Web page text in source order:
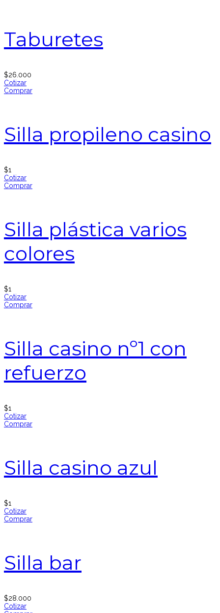
Taburetes
$26.000
Cotizar
Comprar
Silla propileno casino
$1
Cotizar
Comprar
Silla plástica varios
colores
$1
Cotizar
Comprar
Silla casino nº1 con
refuerzo
$1
Cotizar
Comprar
Silla casino azul
$1
Cotizar
Comprar
Silla bar
$28.000
Cotizar